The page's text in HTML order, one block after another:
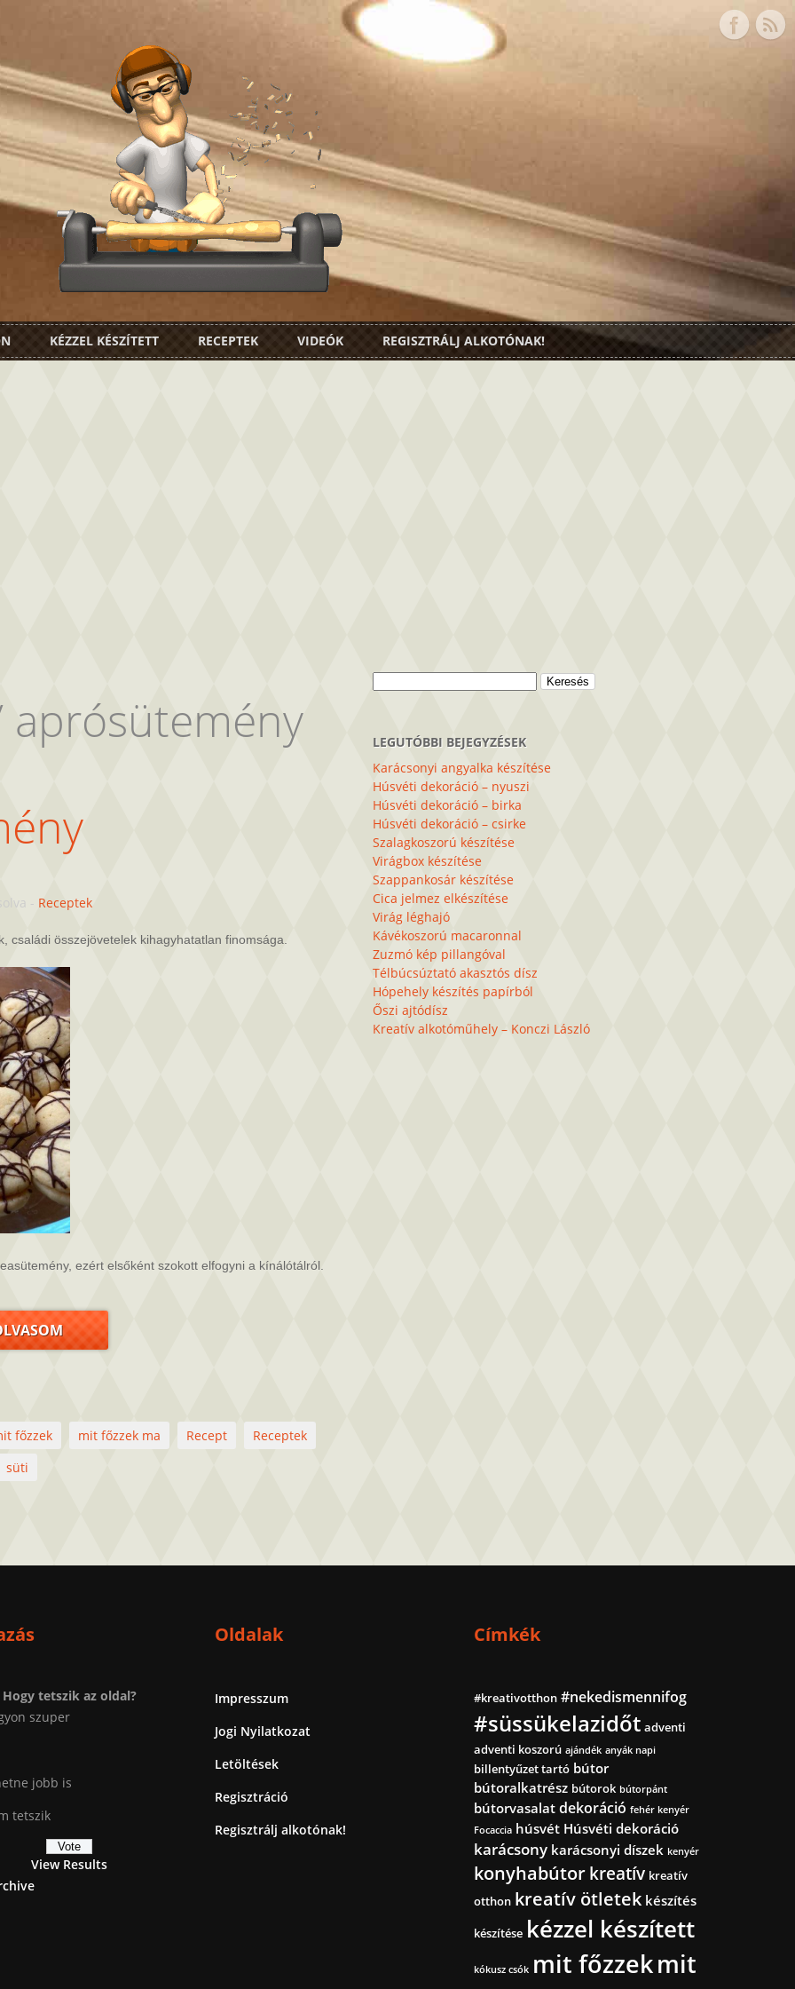
KÉZZEL KÉSZÍTETT RECEPTEK VIDEÓK REGISZTRÁLJ ALKOTÓNAK!
aprósütemény
- Receptek
családi összejövetelek kihagyhatatlan finomsága.
ezért elsőként szokott elfogyni a kínálótálról.
főzzek mit főzzek ma Recept
Receptek
süti
LEGUTÓBBI BEJEGYZÉSEK
Karácsonyi angyalka készítése
Húsvéti dekoráció – nyuszi
Húsvéti dekoráció – birka
Húsvéti dekoráció – csirke
Szalagkoszorú készítése
Virágbox készítése
Szappankosár készítése
Cica jelmez elkészítése
Virág léghajó
Kávékoszorú macaronnal
Zuzmó kép pillangóval
Télbúcsúztató akasztós dísz
Hópehely készítés papírból
Őszi ajtódísz
Kreatív alkotóműhely – Konczi László
Hogy tetszik az oldal?
szuper
jobb is
tetszik
View Results
Oldalak
Impresszum
Jogi Nyilatkozat
Letöltések
Regisztráció
Regisztrálj alkotónak!
Címkék
#kreativotthon #nekedismennifog
#süssükelazidőt adventi
adventi koszorú ajándék anyák napi
billentyűzet tartó bútor
bútoralkatrész bútorok bútorpánt
bútorvasalat dekoráció fehér kenyér
Focaccia húsvét Húsvéti dekoráció
karácsony karácsonyi díszek kenyér
konyhabútor kreatív kreatív
otthon kreatív ötletek készítés
készítése kézzel készített
kókusz csók mit főzzekmit